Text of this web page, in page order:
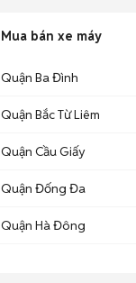
Dưới 30 Triệu
Mua bán xe máy
Quận Ba Đình
Quận Bắc Từ Liêm
Quận Cầu Giấy
Quận Đống Đa
Quận Hà Đông